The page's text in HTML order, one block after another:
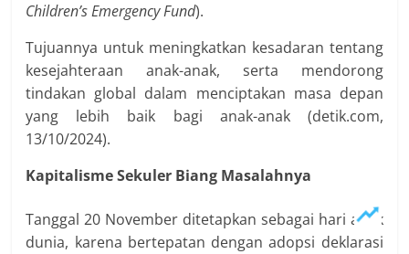
Children’s Emergency Fund).
Tujuannya untuk meningkatkan kesadaran tentang
kesejahteraan anak-anak, serta mendorong
tindakan global dalam menciptakan masa depan
yang lebih baik bagi anak-anak (detik.com,
13/10/2024).
Kapitalisme Sekuler Biang Masalahnya
Tanggal 20 November ditetapkan sebagai hari anak
dunia, karena bertepatan dengan adopsi deklarasi